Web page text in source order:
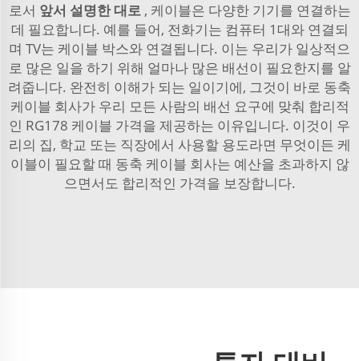
로서 앞서 설명한 대로 , 케이블은 다양한 기기를 연결하는
데 필요합니다. 예를 들어, 전화기는 컴퓨터 1대와 연결되
며 TV는 케이블 박스와 연결됩니다. 이는 우리가 일상적으
로 많은 일을 하기 위해 얼마나 많은 배선이 필요한지를 알
려줍니다. 완전히 이해가 되는 일이기에, 그것이 바로 동축
케이블 회사가 우리 모든 사람의 배선 요구에 맞춰 합리적
인 RG178 케이블 가격을 제공하는 이유입니다. 이것이 우
리의 집, 학교 또는 직장에서 사용할 용도라면 무엇이든 케
이블이 필요할 때 동축 케이블 회사는 예산을 초과하지 않
으면서도 합리적인 가격을 보장합니다.